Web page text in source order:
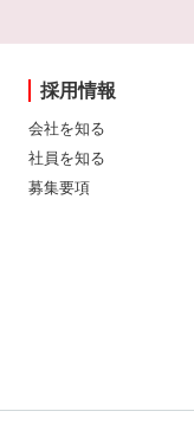
採用情報
会社を知る
社員を知る
募集要項